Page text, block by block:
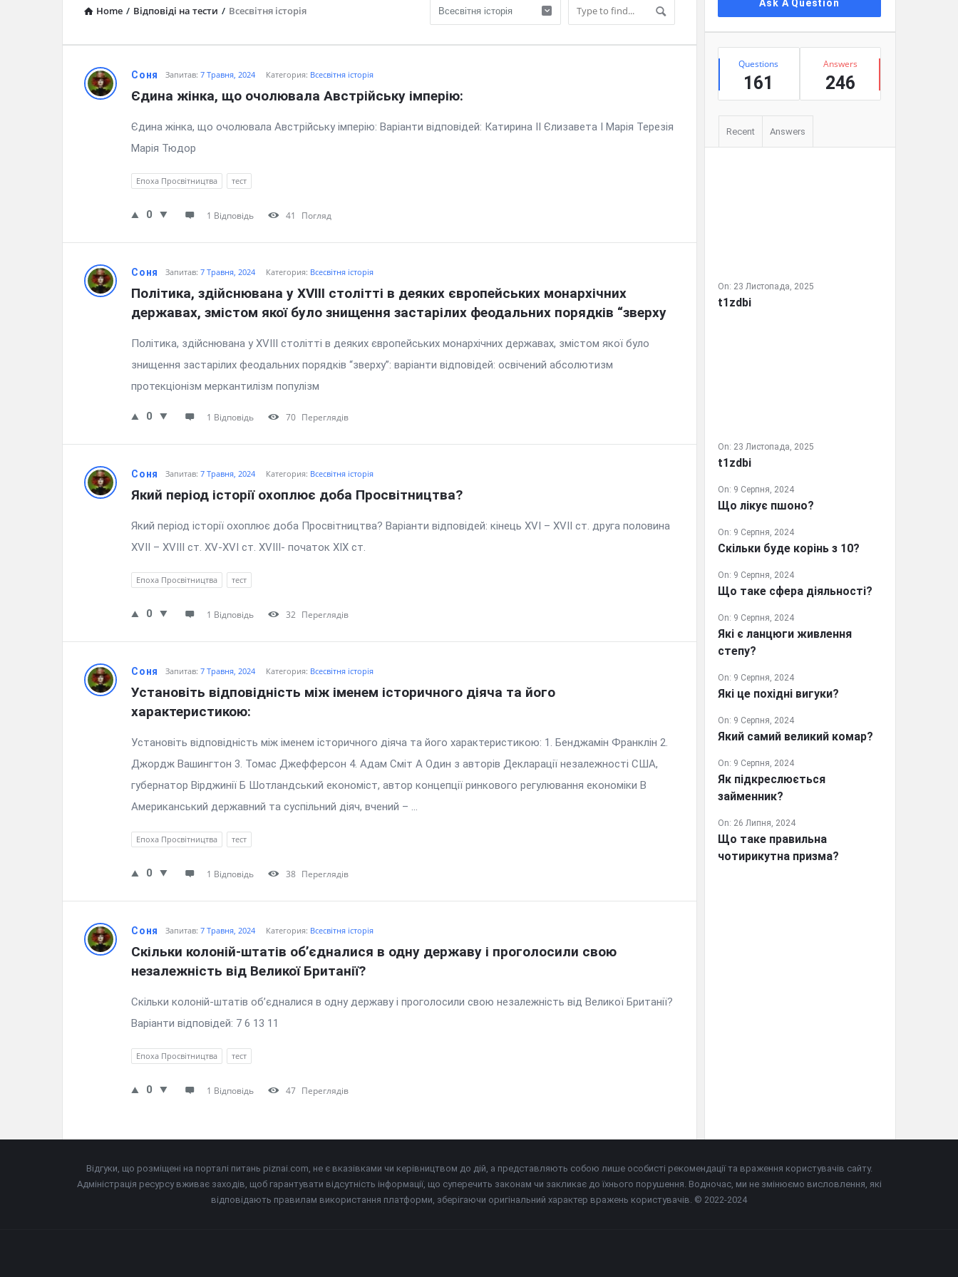
Home / Відповіді на тести / Всесвітня історія
Пізнай.com
Latest
Questions
Соня Запитав: 7 Травня, 2024 Категория: Всесвітня історія
Єдина жінка, що очолювала Австрійську імперію:
Єдина жінка, що очолювала Австрійську імперію: Варіанти відповідей: Катирина ІІ Єлизавета І Марія Терезія
Марія Тюдор
Епоха Просвітництва тест
0 1 Відповідь 41 Погляд
Соня Запитав: 7 Травня, 2024 Категория: Всесвітня історія
Політика, здійснювана у XVIII столітті в деяких європейських монархічних
державах, змістом якої було знищення застарілих феодальних порядків “зверху
Політика, здійснювана у XVIII столітті в деяких європейських монархічних державах, змістом якої було
знищення застарілих феодальних порядків “зверху”: варіанти відповідей: освічений абсолютизм
протекціонізм меркантилізм популізм
0 1 Відповідь 70 Переглядів
Соня Запитав: 7 Травня, 2024 Категория: Всесвітня історія
Який період історії охоплює доба Просвітництва?
Який період історії охоплює доба Просвітництва? Варіанти відповідей: кінець XVI – XVII ст. друга половина
XVII – XVIII ст. XV-XVI ст. XVIII- початок XIX ст.
Епоха Просвітництва тест
0 1 Відповідь 32 Переглядів
Соня Запитав: 7 Травня, 2024 Категория: Всесвітня історія
Установіть відповідність між іменем історичного діяча та його
характеристикою:
Установіть відповідність між іменем історичного діяча та його характеристикою: 1. Бенджамін Франклін 2.
Джордж Вашингтон 3. Томас Джефферсон 4. Адам Сміт А Один з авторів Декларації незалежності США,
губернатор Вірджинії Б Шотландський економіст, автор концепції ринкового регулювання економіки В
Американський державний та суспільний діяч, вчений – ...
Епоха Просвітництва тест
0 1 Відповідь 38 Переглядів
Соня Запитав: 7 Травня, 2024 Категория: Всесвітня історія
Скільки колоній-штатів об’єдналися в одну державу і проголосили свою
незалежність від Великої Британії?
Скільки колоній-штатів об’єдналися в одну державу і проголосили свою незалежність від Великої Британії?
Варіанти відповідей: 7 6 13 11
Епоха Просвітництва тест
0 1 Відповідь 47 Переглядів
Ask A Question
Stats
Questions
161
Answers
246
Recent Answers
On: 23 Листопада, 2025
t1zdbi
On: 23 Листопада, 2025
t1zdbi
On: 9 Серпня, 2024
Що лікує пшоно?
On: 9 Серпня, 2024
Скільки буде корінь з 10?
On: 9 Серпня, 2024
Що таке сфера діяльності?
On: 9 Серпня, 2024
Які є ланцюги живлення
степу?
On: 9 Серпня, 2024
Які це похідні вигуки?
On: 9 Серпня, 2024
Який самий великий комар?
On: 9 Серпня, 2024
Як підкреслюється
займенник?
On: 26 Липня, 2024
Що таке правильна
чотирикутна призма?
Відгуки, що розміщені на порталі питань piznai.com, не є вказівками чи керівництвом до дій, а представляють собою лише особисті рекомендації та враження користувачів сайту.
Адміністрація ресурсу вживає заходів, щоб гарантувати відсутність інформації, що суперечить законам чи закликає до їхнього порушення. Водночас, ми не змінюємо висловлення, які
відповідають правилам використання платформи, зберігаючи оригінальний характер вражень користувачів. © 2022-2024